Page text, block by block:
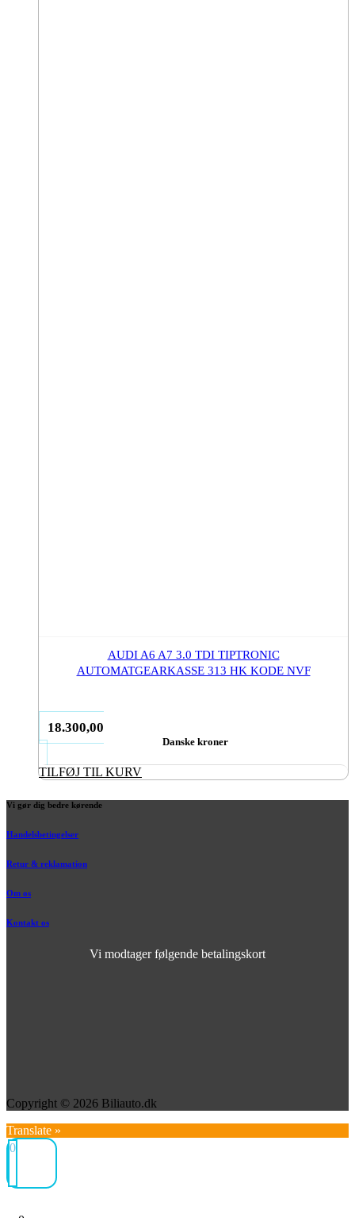
AUDI A6 A7 3.0 TDI TIPTRONIC
AUTOMATGEARKASSE 313 HK KODE NVF
18.300,00
Danske kroner
TILFØJ TIL KURV
Vi gør dig bedre kørende
Handelsbetingelser
Retur & reklamation
Om os
Kontakt os
Vi modtager følgende betalingskort
Copyright © 2026 Biliauto.dk
Translate »
0